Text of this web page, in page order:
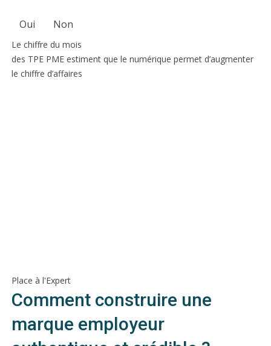
Oui Non
Le chiffre du mois
des TPE PME estiment que le numérique permet d’augmenter
le chiffre d’affaires
Place à l'Expert
Comment construire une
marque employeur